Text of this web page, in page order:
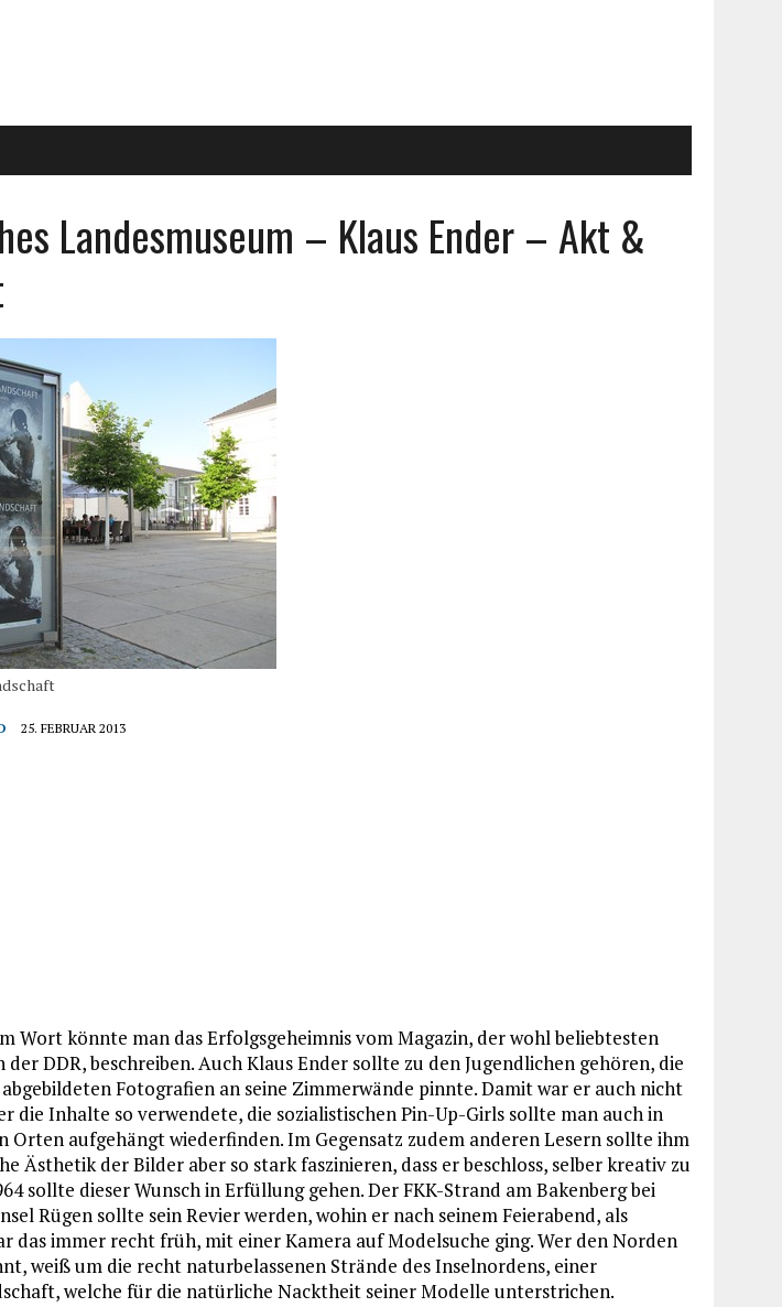
Landesmuseum – Klaus Ender – Akt &
25. FEBRUAR 2013
Wort könnte man das Erfolgsgeheimnis vom Magazin, der wohl beliebtesten
DDR, beschreiben. Auch Klaus Ender sollte zu den Jugendlichen gehören, die
Fotografien an seine Zimmerwände pinnte. Damit war er auch nicht
die Inhalte so verwendete, die sozialistischen Pin-Up-Girls sollte man auch in
Orten aufgehängt wiederfinden. Im Gegensatz zudem anderen Lesern sollte ihm
Ästhetik der Bilder aber so stark faszinieren, dass er beschloss, selber kreativ zu
sollte dieser Wunsch in Erfüllung gehen. Der FKK-Strand am Bakenberg bei
Rügen sollte sein Revier werden, wohin er nach seinem Feierabend, als
das immer recht früh, mit einer Kamera auf Modelsuche ging. Wer den Norden
weiß um die recht naturbelassenen Strände des Inselnordens, einer
welche für die natürliche Nacktheit seiner Modelle unterstrichen.